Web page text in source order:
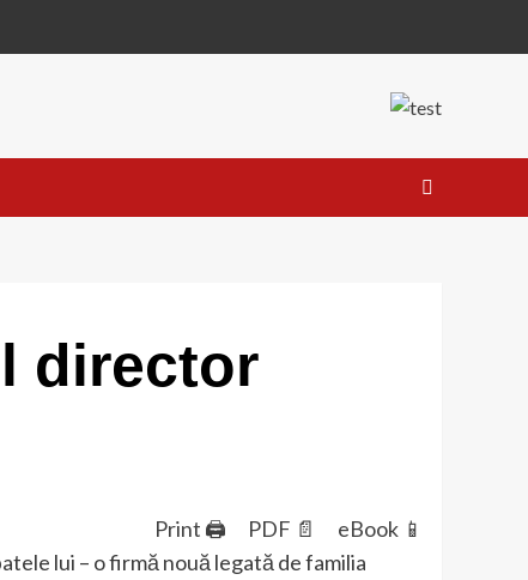
director
Print 🖨 PDF 📄
eBook 📱
lui – o firmă nouă legată de familia